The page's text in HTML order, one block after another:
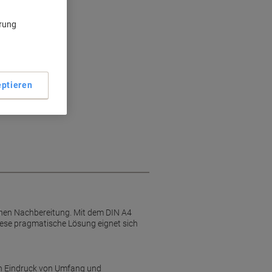
Nachbereitung. Mit dem DIN A4
pragmatische Lösung eignet sich
Eindruck von Umfang und